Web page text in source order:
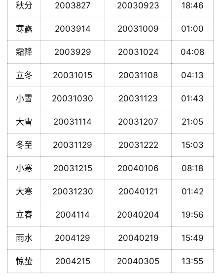
秋分 2003827 20030923 18:46
寒露 2003914 20031009 01:00
霜降 2003929 20031024 04:08
立冬 20031015 20031108 04:13
小雪 20031030 20031123 01:43
大雪 20031114 20031207 21:05
冬至 20031129 20031222 15:03
小寒 20031215 20040106 08:18
大寒 20031230 20040121 01:42
立春 2004114 20040204 19:56
雨水 2004129 20040219 15:49
惊蛰 2004215 20040305 13:55